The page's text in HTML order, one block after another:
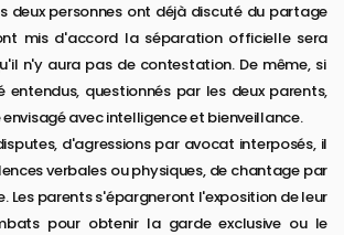
deux personnes ont déjà discuté du partage
mis d'accord la séparation officielle sera
n'y aura pas de contestation. De même, si
questionnés par les deux parents,
avec intelligence et bienveillance.
d'agressions par avocat interposés, il
verbales ou physiques, de chantage par
Les parents s'épargneront l'exposition de leur
pour obtenir la garde exclusive ou le